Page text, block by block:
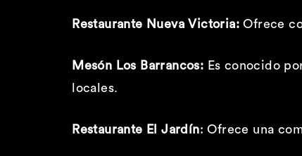
Restaurante Nueva Victoria: Ofrece
Mesón Los Barrancos: Es conocido
locales.
Restaurante El Jardín: Ofrece una